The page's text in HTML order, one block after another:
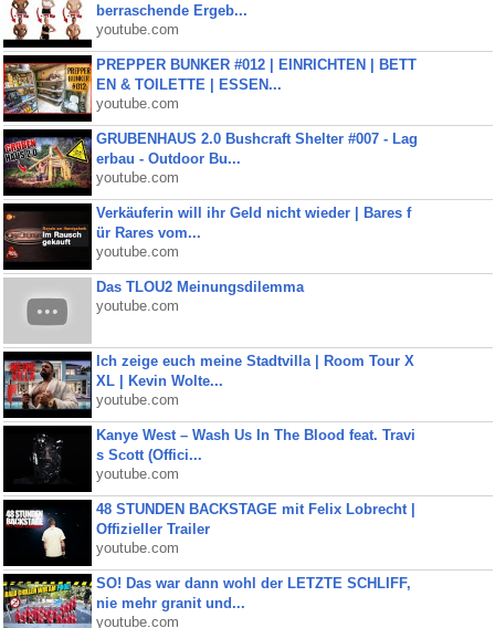
berraschende Ergeb...
youtube.com
PREPPER BUNKER #012 | EINRICHTEN | BETT
EN & TOILETTE | ESSEN...
youtube.com
GRUBENHAUS 2.0 Bushcraft Shelter #007 - Lag
erbau - Outdoor Bu...
youtube.com
Verkäuferin will ihr Geld nicht wieder | Bares f
ür Rares vom...
youtube.com
Das TLOU2 Meinungsdilemma
youtube.com
Ich zeige euch meine Stadtvilla | Room Tour X
XL | Kevin Wolte...
youtube.com
Kanye West – Wash Us In The Blood feat. Travi
s Scott (Offici...
youtube.com
48 STUNDEN BACKSTAGE mit Felix Lobrecht |
Offizieller Trailer
youtube.com
SO! Das war dann wohl der LETZTE SCHLIFF,
nie mehr granit und...
youtube.com